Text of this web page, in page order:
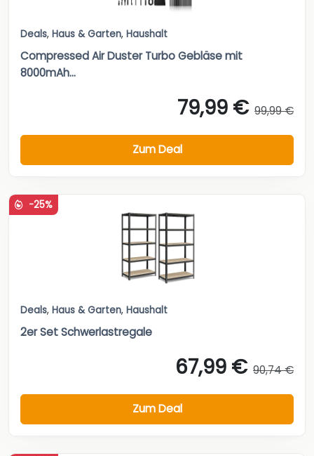
Deals, Haus & Garten, Haushalt
Compressed Air Duster Turbo Gebläse mit
8000mAh...
79,99 € 99,99 €
Zum Deal
-25%
Deals, Haus & Garten, Haushalt
2er Set Schwerlastregale
67,99 € 90,74 €
Zum Deal